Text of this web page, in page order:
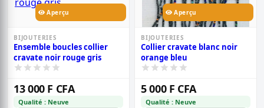
Aperçu
BIJOUTERIES
Ensemble boucles collier
cravate noir rouge gris
13 000 F CFA
Qualité : Neuve
Aperçu
BIJOUTERIES
Collier cravate blanc noir
orange bleu
5 000 F CFA
Qualité : Neuve